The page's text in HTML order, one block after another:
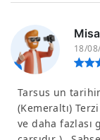
18/
Tarsus un
(Kemeraltı)
ve daha fazlası